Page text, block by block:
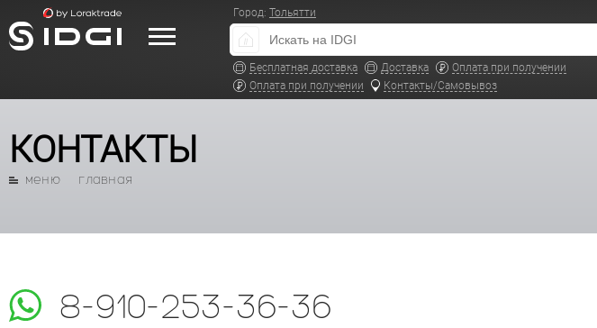
Город: Тольятти
Бесплатная доставка Доставка
Оплата при получении
Оплата при получении
Контакты/Самовывоз
КОНТАКТЫ
меню главная
8-910-253-36-36